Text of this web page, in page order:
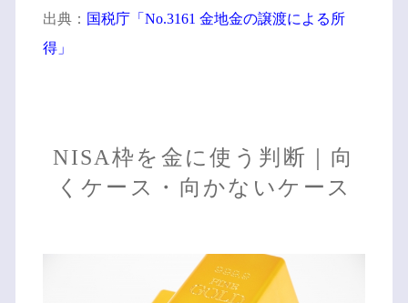
出典： 国税庁「No.3161 金地金の譲渡による所
得」
NISA枠を金に使う判断｜向
くケース・向かないケース